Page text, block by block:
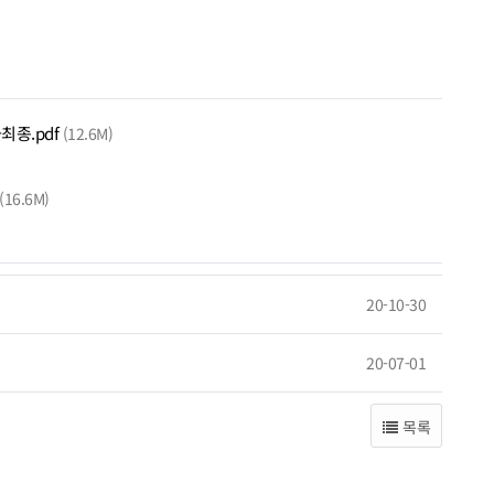
최종.pdf(12.6M)
(16.6M)
20-10-30
20-07-01
목록